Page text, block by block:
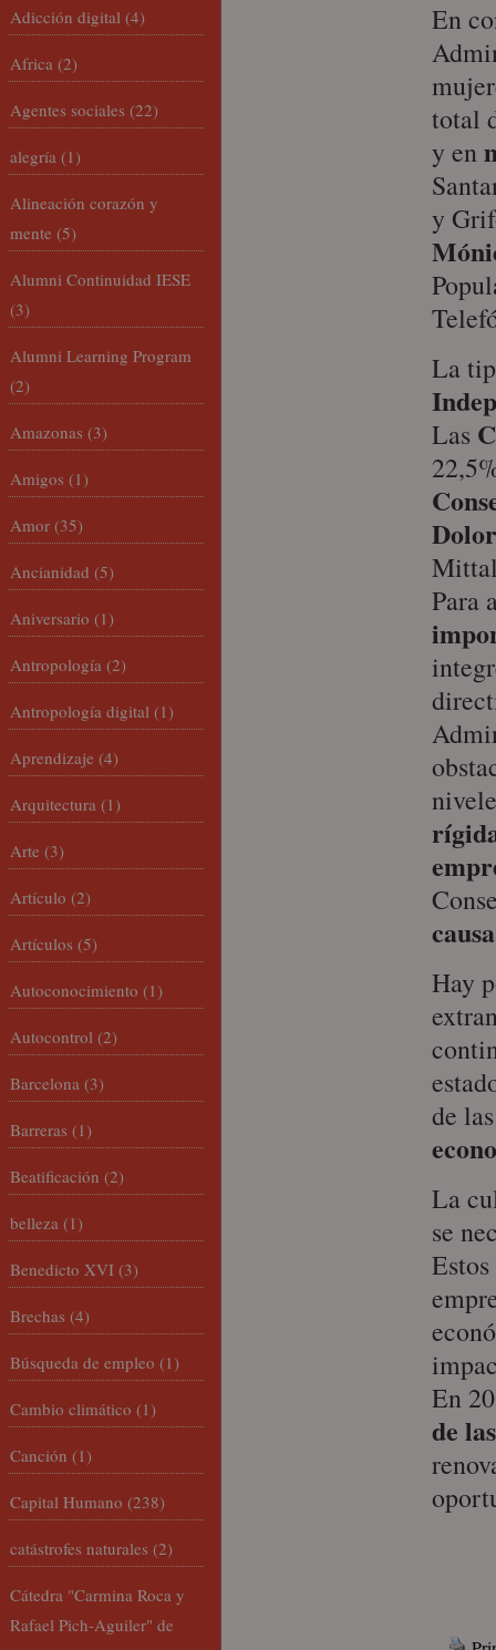
En
total
y en
y
La
Las
Para
causa
Hay
de
La
se
En
de
Adicción digital (4)
Africa (2)
Agentes sociales (22)
alegría (1)
Alineación corazón y
mente (5)
Alumni Continuidad IESE
(3)
Alumni Learning Program
(2)
Amazonas (3)
Amigos (1)
Amor (35)
Ancianidad (5)
Aniversario (1)
Antropología (2)
Antropología digital (1)
Aprendizaje (4)
Arquitectura (1)
Arte (3)
Artículo (2)
Artículos (5)
Autoconocimiento (1)
Autocontrol (2)
Barcelona (3)
Barreras (1)
Beatificación (2)
belleza (1)
Benedicto XVI (3)
Brechas (4)
Búsqueda de empleo (1)
Cambio climático (1)
Canción (1)
Capital Humano (238)
catástrofes naturales (2)
Cátedra "Carmina Roca y
Rafael Pich-Aguiler" de